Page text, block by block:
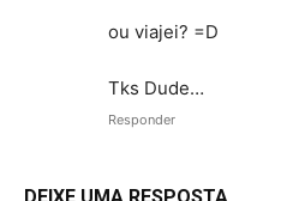
ou viajei? =D
Tks Dude…
Responder